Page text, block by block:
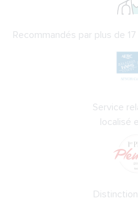
Recommandés par plus de
Service
localisé